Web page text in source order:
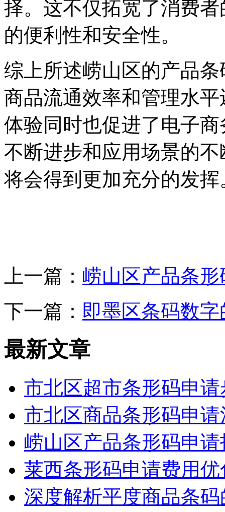
择。这不仅拓宽了消费
的便利性和安全性。
综上所述崂山区的产品
商品流通效率和管理水
体验同时也促进了电子
不断进步和应用场景的
将会得到更加充分的发挥
上一篇： 崂山区产品条
下一篇： 即墨区条码数
最新文章
市北区超市条形码申
市北区商品条形码申
崂山区产品条形码申请
莱西条形码申请费用
深度解析平度商品条